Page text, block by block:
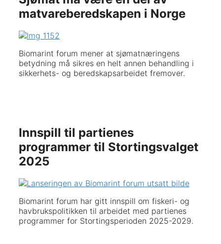
matvareberedskapen i Norge
Biomarint forum mener at sjømatnæringens
betydning må sikres en helt annen behandling i
sikkerhets- og beredskapsarbeidet fremover.
Innspill til partienes
programmer til Stortingsvalget
2025
Biomarint forum har gitt innspill om fiskeri- og
havbrukspolitikken til arbeidet med partienes
programmer for Stortingsperioden 2025-2029.